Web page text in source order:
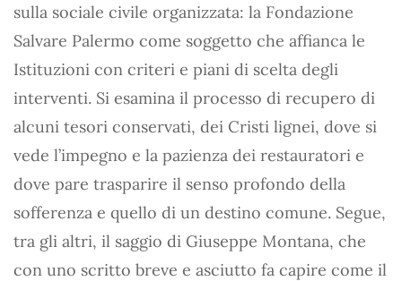
sulla sociale civile organizzata: la Fondazione
Salvare Palermo come soggetto che affianca le
Istituzioni con criteri e piani di scelta degli
interventi. Si esamina il processo di recupero di
alcuni tesori conservati, dei Cristi lignei, dove si
vede l’impegno e la pazienza dei restauratori e
dove pare trasparire il senso profondo della
sofferenza e quello di un destino comune. Segue,
tra gli altri, il saggio di Giuseppe Montana, che
con uno scritto breve e asciutto fa capire come il